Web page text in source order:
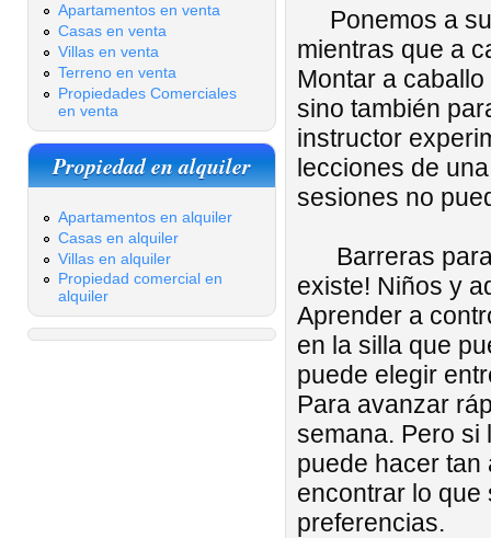
Apartamentos en venta
Casas en venta
Villas en venta
Terreno en venta
Propiedades Comerciales
en venta
Propiedad en alquiler
Apartamentos en alquiler
Casas en alquiler
Villas en alquiler
Propiedad comercial en
alquiler
Ponemos a su
mientras que a
Montar a
sino también
instructor
lecciones de
sesiones no
Barreras para
existe! Niños y
Aprender a
en la silla que
puede elegir
Para avanzar
semana. Pero si
puede hacer tan
encontrar lo
preferencias.